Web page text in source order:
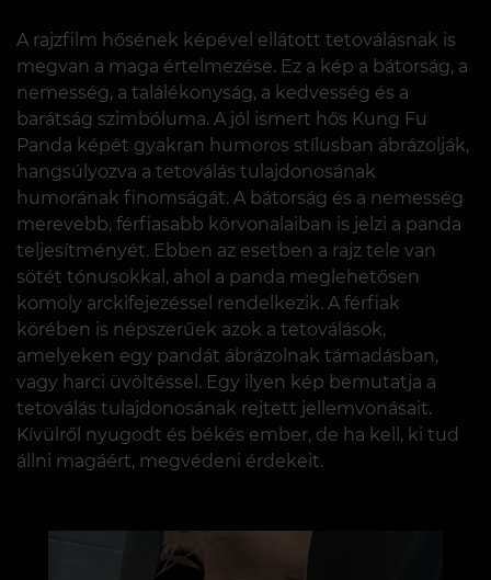
A rajzfilm hősének képével ellátott tetoválásnak is
megvan a maga értelmezése. Ez a kép a bátorság, a
nemesség, a találékonyság, a kedvesség és a
barátság szimbóluma. A jól ismert hős Kung Fu
Panda képét gyakran humoros stílusban ábrázolják,
hangsúlyozva a tetoválás tulajdonosának
humorának finomságát. A bátorság és a nemesség
merevebb, férfiasabb körvonalaiban is jelzi a panda
teljesítményét. Ebben az esetben a rajz tele van
sötét tónusokkal, ahol a panda meglehetősen
komoly arckifejezéssel rendelkezik. A férfiak
körében is népszerűek azok a tetoválások,
amelyeken egy pandát ábrázolnak támadásban,
vagy harci üvöltéssel. Egy ilyen kép bemutatja a
tetoválás tulajdonosának rejtett jellemvonásait.
Kívülről nyugodt és békés ember, de ha kell, ki tud
állni magáért, megvédeni érdekeit.